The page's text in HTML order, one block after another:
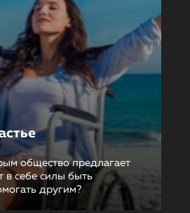
общество предлагает
в себе силы быть
другим?